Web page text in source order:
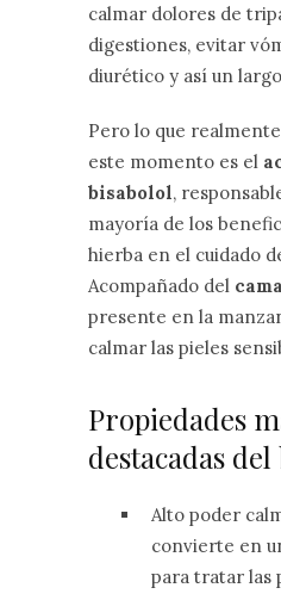
calmar dolores de
digestiones, evitar
diurético y así un
Pero lo que
este momento es el
bisabolol,
mayoría de los
hierba en el cuidado
Acompañado del
presente en la
calmar las pieles
Propiedades
destacadas
Alto poder
convierte en
para tratar las